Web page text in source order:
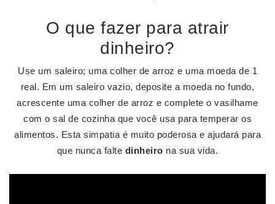
O que fazer para atrair
dinheiro?
Use um saleiro; uma colher de arroz e uma moeda de 1
real. Em um saleiro vazio, deposite a moeda no fundo,
acrescente uma colher de arroz e complete o vasilhame
com o sal de cozinha que você usa para temperar os
alimentos. Esta simpatia é muito poderosa e ajudará para
que nunca falte dinheiro na sua vida.